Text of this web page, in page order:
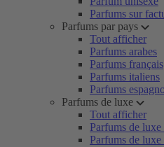
Parfums sur
Parfums par pays
Tout afficher
Parfums arabes
Parfums français
Parfums italiens
Parfums
Parfums de luxe
Tout afficher
Parfums de luxe
Parfums de